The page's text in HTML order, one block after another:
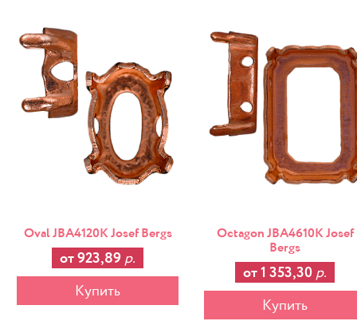
Oval JBA4120K Josef Bergs
от 923,89 р.
Купить
Octagon JBA4610K Josef
Bergs
от 1 353,30 р.
Купить